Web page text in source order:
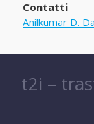
Contatti
Anilkumar D.
t2i –